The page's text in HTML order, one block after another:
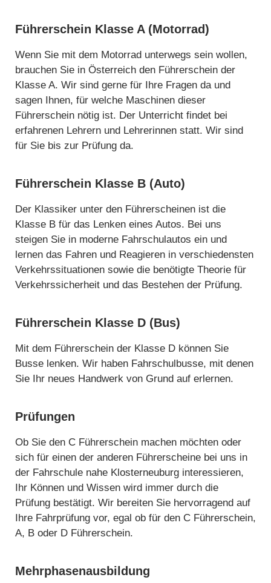
Führerschein Klasse A (Motorrad)
Wenn Sie mit dem Motorrad unterwegs sein wollen,
brauchen Sie in Österreich den Führerschein der
Klasse A. Wir sind gerne für Ihre Fragen da und
sagen Ihnen, für welche Maschinen dieser
Führerschein nötig ist. Der Unterricht findet bei
erfahrenen Lehrern und Lehrerinnen statt. Wir sind
für Sie bis zur Prüfung da.
Führerschein Klasse B (Auto)
Der Klassiker unter den Führerscheinen ist die
Klasse B für das Lenken eines Autos. Bei uns
steigen Sie in moderne Fahrschulautos ein und
lernen das Fahren und Reagieren in verschiedensten
Verkehrssituationen sowie die benötigte Theorie für
Verkehrssicherheit und das Bestehen der Prüfung.
Führerschein Klasse D (Bus)
Mit dem Führerschein der Klasse D können Sie
Busse lenken. Wir haben Fahrschulbusse, mit denen
Sie Ihr neues Handwerk von Grund auf erlernen.
Prüfungen
Ob Sie den C Führerschein machen möchten oder
sich für einen der anderen Führerscheine bei uns in
der Fahrschule nahe Klosterneuburg interessieren,
Ihr Können und Wissen wird immer durch die
Prüfung bestätigt. Wir bereiten Sie hervorragend auf
Ihre Fahrprüfung vor, egal ob für den C Führerschein,
A, B oder D Führerschein.
Mehrphasenausbildung